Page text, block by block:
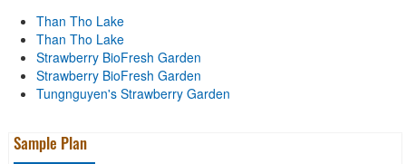
Than Tho Lake
Than Tho Lake
Strawberry BioFresh Garden
Strawberry BioFresh Garden
Tungnguyen's Strawberry Garden
Sample Plan